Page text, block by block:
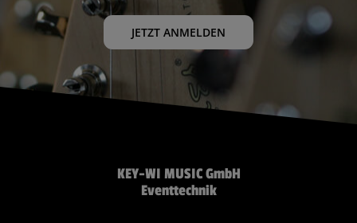
JETZT ANMELDEN
KEY-WI MUSIC GmbH
Eventtechnik